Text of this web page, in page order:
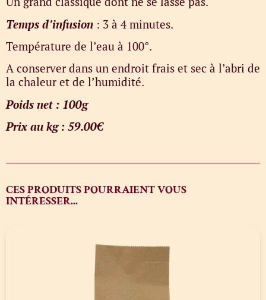
Temps d’infusion : 3 à 4 minutes.
Température de l’eau à 100°.
A conserver dans un endroit frais et sec à l’abri de
la chaleur et de l’humidité.
Poids net : 100g
Prix au kg : 59.00€
CES PRODUITS POURRAIENT VOUS
INTÉRESSER...